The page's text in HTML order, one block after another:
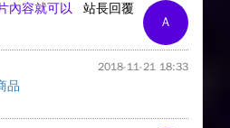
A
站長回覆
內容就可以
2018-11-21 18:33
品